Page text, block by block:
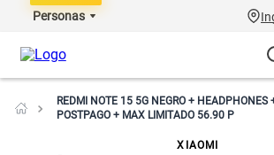
Personas
REDMI NOTE 15 5G NEGRO + HEADPHONES
POSTPAGO + MAX LIMITADO 56.90 P
XIAOMI